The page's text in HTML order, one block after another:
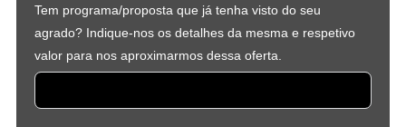
Tem programa/proposta que já tenha visto do seu
agrado? Indique-nos os detalhes da mesma e respetivo
valor para nos aproximarmos dessa oferta.